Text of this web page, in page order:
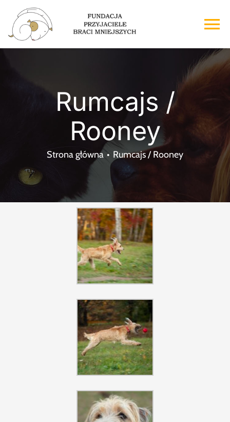
Przejdź
zawartości
Wsparcie
Kontakt
Rumcajs /
Rooney
Strona główna Rumcajs / Rooney